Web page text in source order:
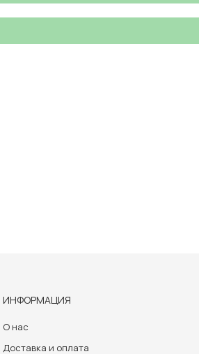
ИНФОРМАЦИЯ
О нас
Доставка и оплата